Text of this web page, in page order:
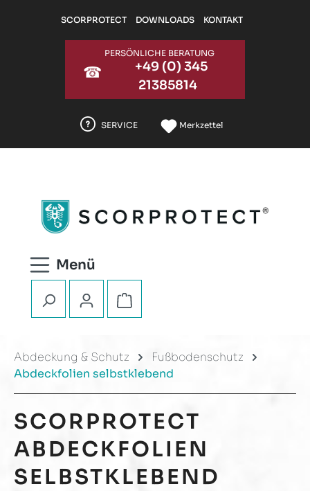
Zum Hauptinhalt springen
SCORPROTECT DOWNLOADS KONTAKT
☎
PERSÖNLICHE BERATUNG
+49 (0) 345
21385814
SERVICE Merkzettel
Warenkorb enthält 0
Abdeckung & Schutz
Fußbodenschutz
Abdeckfolien selbstklebend
SCORPROTECT
ABDECKFOLIEN
SELBSTKLEBEND